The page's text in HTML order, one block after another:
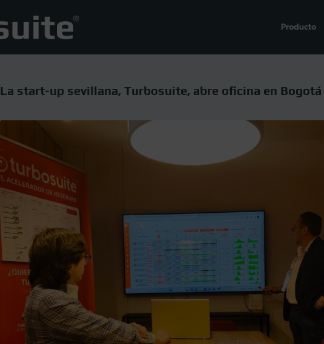
Producto
La start-up sevillana, Turbosuite, abre oficina en Bogotá